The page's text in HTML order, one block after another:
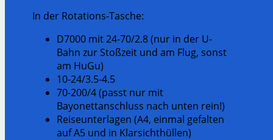
In der Rotations-Tasche:
D7000 mit 24-70/2.8 (nur in der U-
Bahn zur Stoßzeit und am Flug, sonst
am HuGu)
10-24/3.5-4.5
70-200/4 (passt nur mit
Bayonettanschluss nach unten rein!)
Reiseunterlagen (A4, einmal gefalten
auf A5 und in Klarsichthüllen)